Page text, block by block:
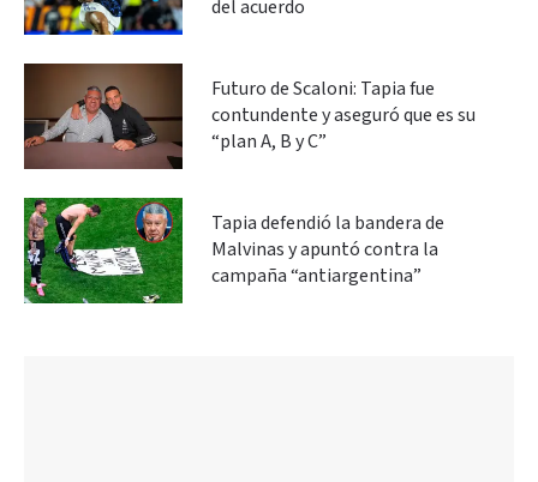
del acuerdo
Futuro de Scaloni: Tapia fue
contundente y aseguró que es su
“plan A, B y C”
Tapia defendió la bandera de
Malvinas y apuntó contra la
campaña “antiargentina”